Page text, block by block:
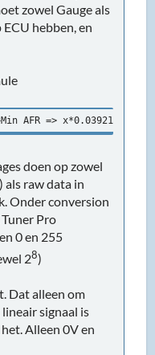
zowel Gauge als
hebben, en
AFR =>
doen op zowel
raw data in
Onder conversion
Pro
0 en 255
28)
Dat alleen om
signaal is
Alleen 0V en